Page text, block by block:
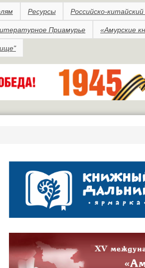
Ресурсы Российско-
Приамурье «Амурские